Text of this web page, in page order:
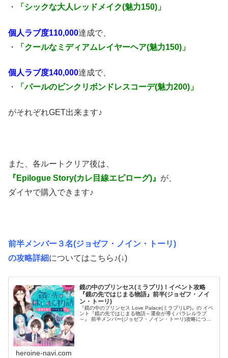
・
「シックな大人レッドメイク(魅力150)」
個人ラブ度110,000達成で、
・
「クールなミディアムレイヤーヘア(魅力150)」
個人ラブ度140,000達成で、
・
「パールのピンクリボンドレスコーデ(魅力200)」
がそれぞれGET出来ます♪
また、各ルートクリア後は、
『Epilogue Story(カレ目線エピローグ)』 が、
ダイヤで購入できます♪
前半メンバー３名(ジョゼフ・ノイン・トーリ)
の攻略詳細についてはこちら♪(↓)
鏡の中のプリンセス(ミラプリ)！イベント攻略
『鏡の先ではじまる物語』前半(ジョゼフ・ノイ
ン・トーリ)
『鏡の中のプリンセス Love Palace(ミラプリLP)』の イベ
ント『鏡の先ではじまる物語～運命が導くパラレルラブ
～』 前半メンバー(ジョゼフ・ノイン・トーリ)攻略につい
heroine-navi.com